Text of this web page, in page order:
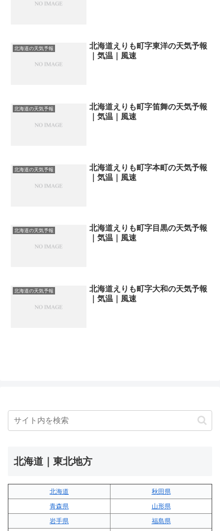
北海道の天気予報
北海道えりも町字東洋の天気予報
｜気温｜風速
北海道の天気予報
北海道えりも町字笛舞の天気予報
｜気温｜風速
北海道の天気予報
北海道えりも町字本町の天気予報
｜気温｜風速
北海道の天気予報
北海道えりも町字目黒の天気予報
｜気温｜風速
北海道の天気予報
北海道えりも町字大和の天気予報
｜気温｜風速
北海道｜東北地方
北海道
秋田県
青森県
山形県
岩手県
福島県